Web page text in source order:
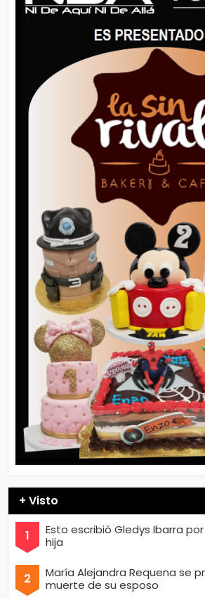
+ Visto
Esto escribió Gledys Ibarra
hija
María Alejandra Requena se
muerte de su esposo